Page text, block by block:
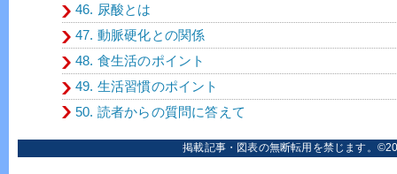
46. 尿酸とは
47. 動脈硬化との関係
48. 食生活のポイント
49. 生活習慣のポイント
50. 読者からの質問に答えて
掲載記事・図表の無断転用を禁じます。